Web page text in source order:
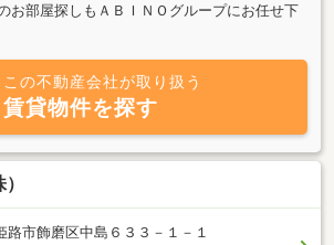
お部屋探しもＡＢＩＮＯグループにお任せ下
この不動産会社が取り扱う
賃貸物件を探す
路市飾磨区中島６３３－１－１